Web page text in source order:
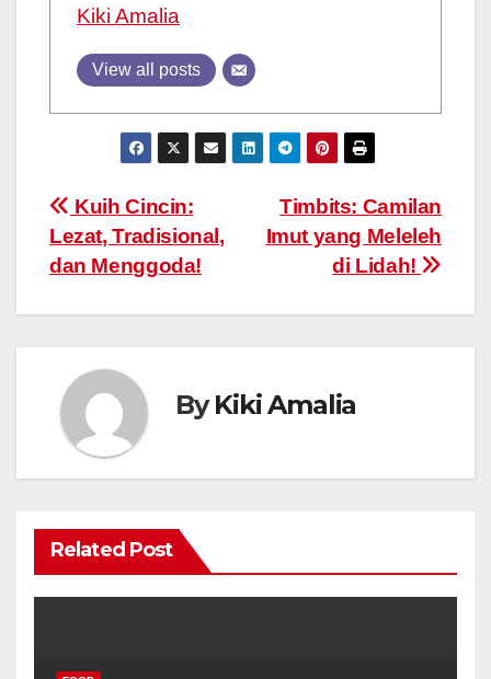
Kiki Amalia
View all posts
Post
navigation
Timbits: Camilan
Imut yang Meleleh
di Lidah!
Kuih Cincin:
Lezat, Tradisional,
dan Menggoda!
ByKiki Amalia
Related Post